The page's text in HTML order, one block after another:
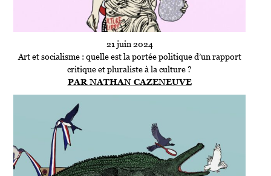
21 juin 2024
Art et socialisme : quelle est la portée politique d’un rapport
critique et pluraliste à la culture ?
PAR NATHAN CAZENEUVE